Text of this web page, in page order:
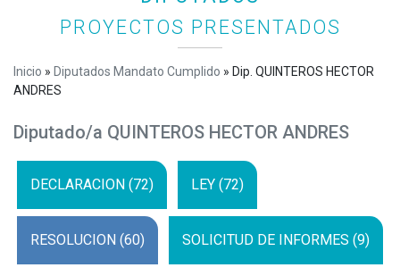
PROYECTOS PRESENTADOS
Inicio » Diputados Mandato Cumplido » Dip. QUINTEROS HECTOR
ANDRES
Diputado/a QUINTEROS HECTOR ANDRES
DECLARACION (72) LEY (72)
RESOLUCION (60) SOLICITUD DE INFORMES (9)